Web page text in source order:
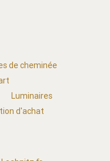
de cheminée
Luminaires
d'achat